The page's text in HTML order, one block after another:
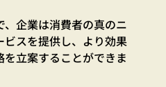
企業は消費者の真のニ
スを提供し、より効果
立案することができま